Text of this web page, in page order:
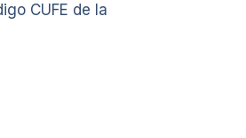
CUFE de la